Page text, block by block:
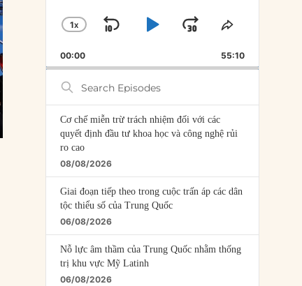
CHANGE
RATE
1X
SKIP
BACKWARD
PLAYJUMP
FORWARD
SHARE
EPISODE
00:00 55:10
Search
Episodes
Cơ chế miễn trừ trách nhiệm đối với các
quyết định đầu tư khoa học và công nghệ rủi
ro cao
08/08/2026
Giai đoạn tiếp theo trong cuộc trấn áp các dân
tộc thiểu số của Trung Quốc
06/08/2026
Nỗ lực âm thầm của Trung Quốc nhằm thống
trị khu vực Mỹ Latinh
06/08/2026